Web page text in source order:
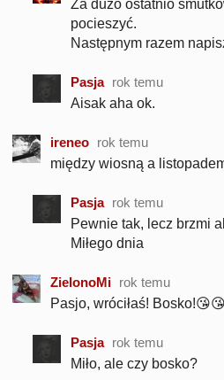
Za dużo ostatnio
pocieszyć.
Następnym razem
Pasja rok temu
Aisak aha ok.
ireneo rok temu
między wiosną a
Pasja rok temu
Pewnie tak, lecz brzmi
Miłego dnia
ZielonoMi rok temu
Pasjo, wróciłaś! Bosko!😘😘
Pasja rok temu
Miło, ale czy bosko?